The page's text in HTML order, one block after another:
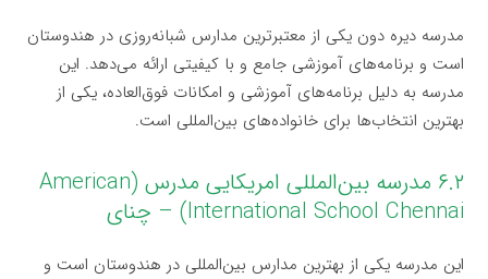
مدرسه دیره دون یکی از معتبرترین مدارس شبانه‌روزی در هندوستان
است و برنامه‌های آموزشی جامع و با کیفیتی ارائه می‌دهد. این
مدرسه به دلیل برنامه‌های آموزشی و امکانات فوق‌العاده، یکی از
بهترین انتخاب‌ها برای خانواده‌های بین‌المللی است.
۶.۲ مدرسه بین‌المللی امریکایی مدرس (American
International School Chennai) – چنای
این مدرسه یکی از بهترین مدارس بین‌المللی در هندوستان است و